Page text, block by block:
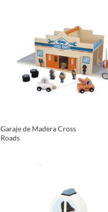
Garaje de Madera Cross
Roads